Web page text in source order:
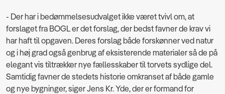
- Der har i bedømmelsesudvalget ikke været tvivl om, at
forslaget fra BOGL er det forslag, der bedst favner de krav vi
har haft til opgaven. Deres forslag både forskønner ved natur
og i høj grad også genbrug af eksisterende materialer så de på
elegant vis tiltrækker nye fællesskaber til torvets sydlige del.
Samtidig favner de stedets historie omkranset af både gamle
og nye bygninger, siger Jens Kr. Yde, der er formand for